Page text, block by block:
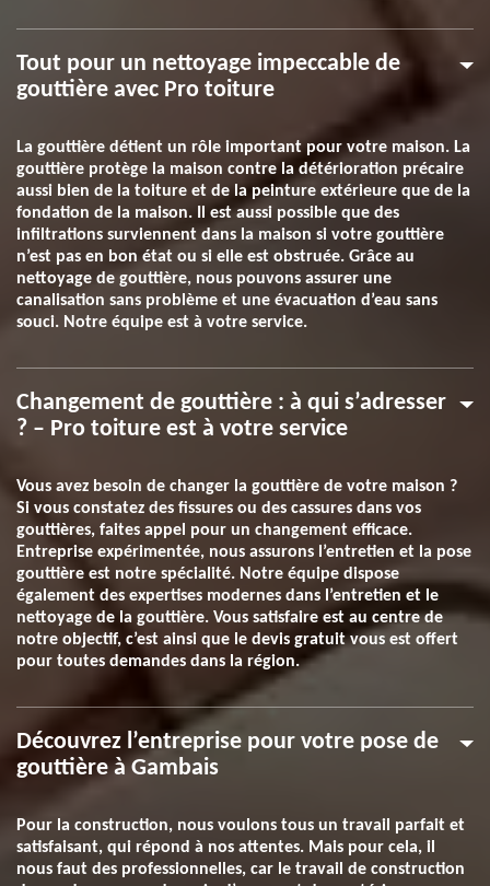
Tout pour un nettoyage impeccable de
gouttière avec Pro toiture
La gouttière détient un rôle important pour votre maison. La
gouttière protège la maison contre la détérioration précaire
aussi bien de la toiture et de la peinture extérieure que de la
fondation de la maison. Il est aussi possible que des
infiltrations surviennent dans la maison si votre gouttière
n’est pas en bon état ou si elle est obstruée. Grâce au
nettoyage de gouttière, nous pouvons assurer une
canalisation sans problème et une évacuation d’eau sans
souci. Notre équipe est à votre service.
Changement de gouttière : à qui s’adresser
? – Pro toiture est à votre service
Vous avez besoin de changer la gouttière de votre maison ?
Si vous constatez des fissures ou des cassures dans vos
gouttières, faites appel pour un changement efficace.
Entreprise expérimentée, nous assurons l’entretien et la pose
gouttière est notre spécialité. Notre équipe dispose
également des expertises modernes dans l’entretien et le
nettoyage de la gouttière. Vous satisfaire est au centre de
notre objectif, c’est ainsi que le devis gratuit vous est offert
pour toutes demandes dans la région.
Découvrez l’entreprise pour votre pose de
gouttière à Gambais
Pour la construction, nous voulons tous un travail parfait et
satisfaisant, qui répond à nos attentes. Mais pour cela, il
nous faut des professionnelles, car le travail de construction